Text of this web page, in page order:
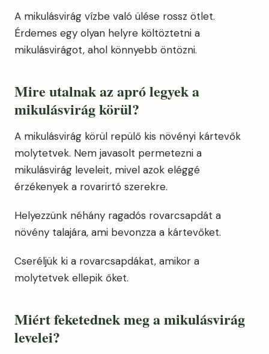
A mikulásvirág vízbe való ülése rossz ötlet.
Érdemes egy olyan helyre költöztetni a
mikulásvirágot, ahol könnyebb öntözni.
Mire utalnak az apró legyek a
mikulásvirág körül?
A mikulásvirág körül repülő kis növényi kártevők
molytetvek. Nem javasolt permetezni a
mikulásvirág leveleit, mivel azok eléggé
érzékenyek a rovarirtó szerekre.
Helyezzünk néhány ragadós rovarcsapdát a
növény talajára, ami bevonzza a kártevőket.
Cseréljük ki a rovarcsapdákat, amikor a
molytetvek ellepik őket.
Miért feketednek meg a mikulásvirág
levelei?